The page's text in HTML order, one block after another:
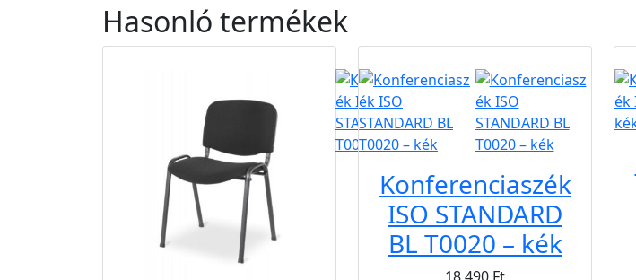
Hasonló termékek
Konferenciaszék
ISO STANDARD
BL T0020 – kék